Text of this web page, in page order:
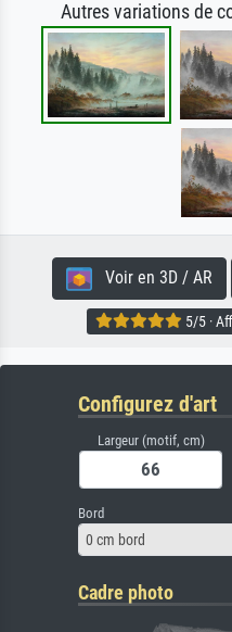
Autres variations de
Voir en 3D / AR
5/5 ·
Configurez d'art
Largeur (motif, cm)
Bord
0 cm bord
Cadre photo